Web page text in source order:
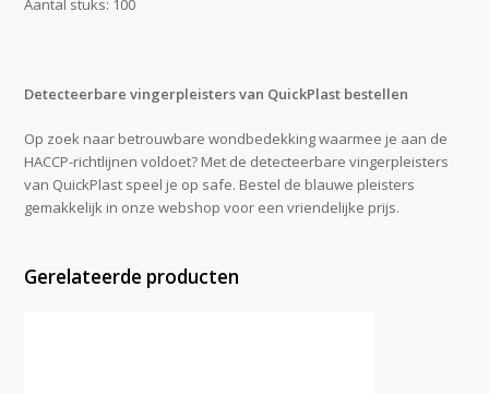
Aantal stuks: 100
Detecteerbare vingerpleisters van QuickPlast bestellen
Op zoek naar betrouwbare wondbedekking waarmee je aan de
HACCP-richtlijnen voldoet? Met de detecteerbare vingerpleisters
van QuickPlast speel je op safe. Bestel de blauwe pleisters
gemakkelijk in onze webshop voor een vriendelijke prijs.
Gerelateerde producten